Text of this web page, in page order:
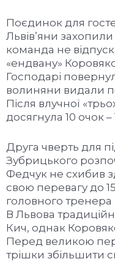
Поєдинок для
Львів’яни
команда не
«ендвану»
Господарі
волиняни видали
Після влучної
досягнула 10 очок –
Друга чверть для
Зубрицького
Федчук не схибив
свою перевагу до
головного тренера
В Львова
Кич, однак
Перед великою
трішки збільшити